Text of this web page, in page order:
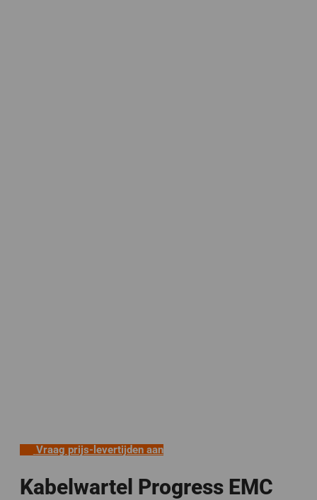
Vraag prijs-levertijden aan
Kabelwartel Progress EMC